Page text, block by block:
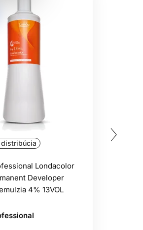
Color
teplú vodu a
Londacolor
Developer
4% 13VOL